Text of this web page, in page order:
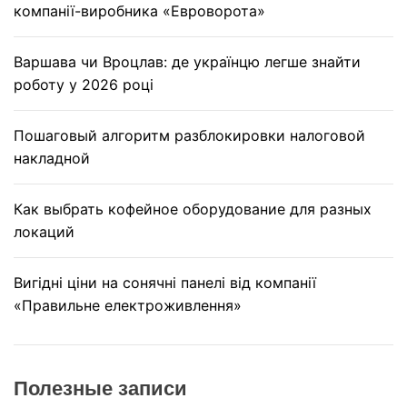
компанії-виробника «Евроворота»
Варшава чи Вроцлав: де українцю легше знайти
роботу у 2026 році
Пошаговый алгоритм разблокировки налоговой
накладной
Как выбрать кофейное оборудование для разных
локаций
Вигідні ціни на сонячні панелі від компанії
«Правильне електроживлення»
Полезные записи